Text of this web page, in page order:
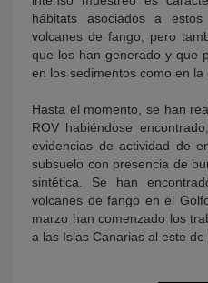
hábitats asociados a
volcanes de fango, pero
que los han generado y que
en los sedimentos como en la
Hasta el momento, se han
ROV habiéndose
evidencias de actividad de
subsuelo con presencia de
sintética. Se han
volcanes de fango en el
marzo han comenzado los
a las Islas Canarias al este de